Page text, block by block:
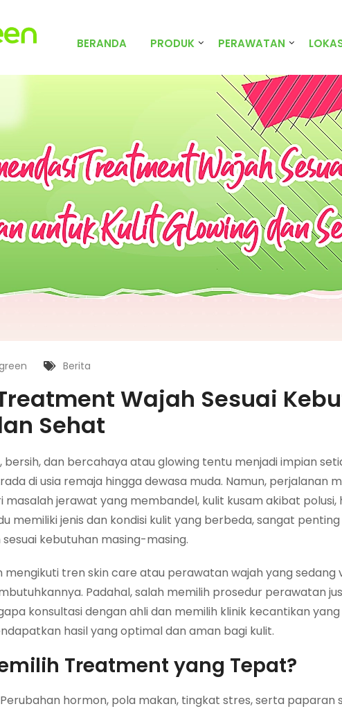
BERANDA PRODUK PERAWATAN
Berita
Wajah Sesuai
Sehat
bersih, dan bercahaya atau glowing tentu menjadi impian
di usia remaja hingga dewasa muda. Namun, perjalanan
jerawat yang membandel, kulit kusam akibat
memiliki jenis dan kondisi kulit yang berbeda, sangat
kebutuhan masing-masing.
mengikuti tren skin care atau perawatan wajah yang
Padahal, salah memilih prosedur perawatan
konsultasi dengan ahli dan memilih klinik kecantikan
hasil yang optimal dan aman bagi kulit.
Treatment yang Tepat?
hormon, pola makan, tingkat stres, serta